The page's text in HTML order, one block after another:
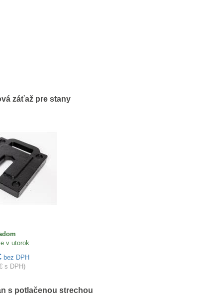
záťaž pre stany
v utorok
bez DPH
s DPH)
s potlačenou strechou